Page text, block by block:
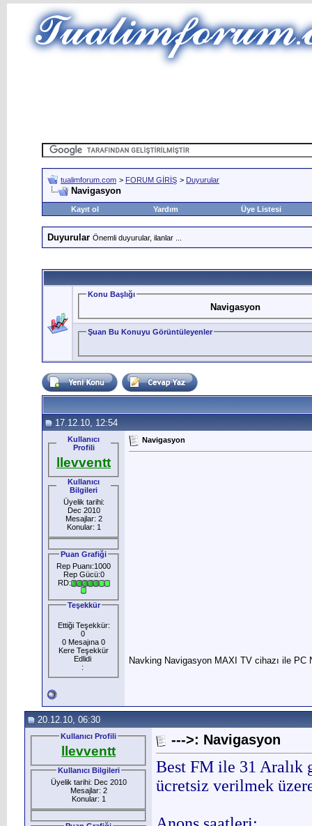
tualimforum.com > FORUM GİRİŞ > Duyurular
Navigasyon
Kayıt ol Yardım Üye Listesi
Duyurular Önemli duyurular, ilanlar ...
Konu Başlığı
Navigasyon
Şuan Bu Konuyu Görüntüleyenler
17.12.10, 12:54
Kullanıcı
Profili
llevventt
Kullanıcı
Bilgileri
Üyelik tarihi:
Dec 2010
Mesajlar: 2
Konular: 1
Puan Grafiği
Rep Puanı:1000
Rep Gücü:0
RD:
Teşekkür
Ettiği Teşekkür:
0
0 Mesajına 0
Kere Teşekkür
Edlidi
:
Navigasyon
Navking Navigasyon MAXI TV cihazı ile PC
20.12.10, 06:30
Kullanıcı Profili
llevventt
Kullanıcı Bilgileri
Üyelik tarihi: Dec 2010
Mesajlar: 2
Konular: 1
--->: Navigasyon
Best FM ile 31 Aralık
ücretsiz verilmek